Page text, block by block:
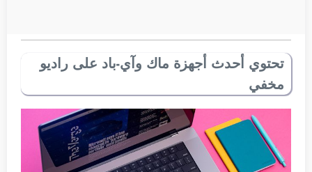
تحتوي أحدث أجهزة ماك وآي-باد على راديو
مخفي